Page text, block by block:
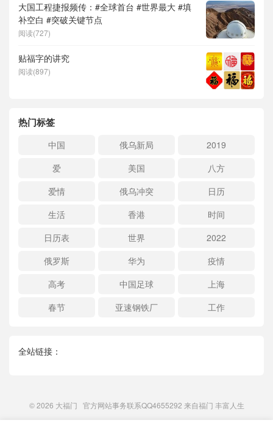
大国工程捷报频传：#全球首台 #世界最大 #填
补空白 #突破关键节点
阅读(727)
贴福字的讲究
阅读(897)
热门标签
中国 俄乌新局
2019
爱
美国
八方
爱情
俄乌冲突
日历
生活
香港
时间
日历表
世界
2022
俄罗斯
华为
疫情
高考
中国足球
上海
春节
亚速钢铁厂 工作
全站链接：
© 2026 大福门 官方网站事务联系QQ4655292 来自福门 丰富人生